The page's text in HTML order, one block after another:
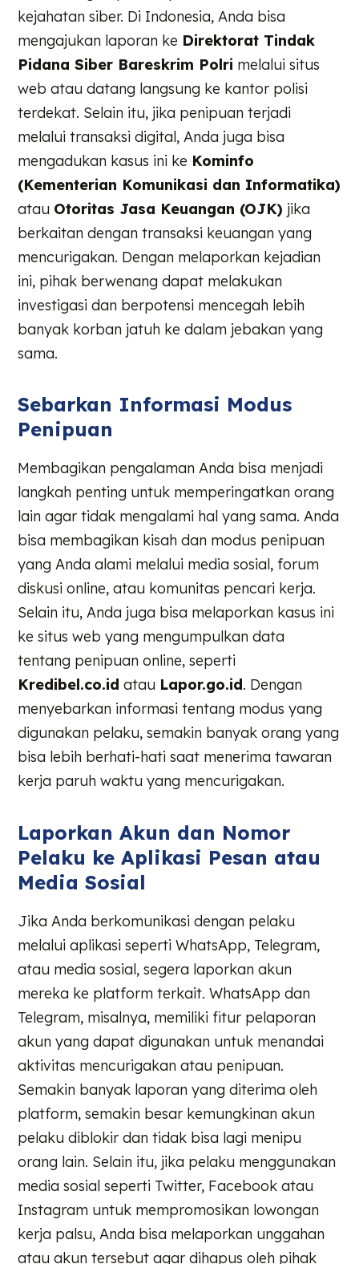
kejahatan siber. Di Indonesia, Anda bisa
mengajukan laporan ke Direktorat Tindak
Pidana Siber Bareskrim Polri melalui situs
web atau datang langsung ke kantor polisi
terdekat. Selain itu, jika penipuan terjadi
melalui transaksi digital, Anda juga bisa
mengadukan kasus ini ke Kominfo
(Kementerian Komunikasi dan Informatika)
atau Otoritas Jasa Keuangan (OJK) jika
berkaitan dengan transaksi keuangan yang
mencurigakan. Dengan melaporkan kejadian
ini, pihak berwenang dapat melakukan
investigasi dan berpotensi mencegah lebih
banyak korban jatuh ke dalam jebakan yang
sama.
Sebarkan Informasi Modus
Penipuan
Membagikan pengalaman Anda bisa menjadi
langkah penting untuk memperingatkan orang
lain agar tidak mengalami hal yang sama. Anda
bisa membagikan kisah dan modus penipuan
yang Anda alami melalui media sosial, forum
diskusi online, atau komunitas pencari kerja.
Selain itu, Anda juga bisa melaporkan kasus ini
ke situs web yang mengumpulkan data
tentang penipuan online, seperti
Kredibel.co.id atau Lapor.go.id. Dengan
menyebarkan informasi tentang modus yang
digunakan pelaku, semakin banyak orang yang
bisa lebih berhati-hati saat menerima tawaran
kerja paruh waktu yang mencurigakan.
Laporkan Akun dan Nomor
Pelaku ke Aplikasi Pesan atau
Media Sosial
Jika Anda berkomunikasi dengan pelaku
melalui aplikasi seperti WhatsApp, Telegram,
atau media sosial, segera laporkan akun
mereka ke platform terkait. WhatsApp dan
Telegram, misalnya, memiliki fitur pelaporan
akun yang dapat digunakan untuk menandai
aktivitas mencurigakan atau penipuan.
Semakin banyak laporan yang diterima oleh
platform, semakin besar kemungkinan akun
pelaku diblokir dan tidak bisa lagi menipu
orang lain. Selain itu, jika pelaku menggunakan
media sosial seperti Twitter, Facebook atau
Instagram untuk mempromosikan lowongan
kerja palsu, Anda bisa melaporkan unggahan
atau akun tersebut agar dihapus oleh pihak